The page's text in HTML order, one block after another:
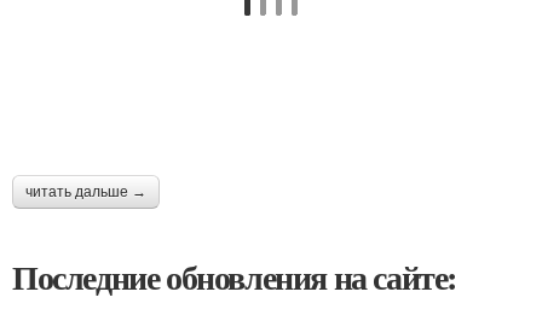
читать дальше →
Последние обновления на сайте: